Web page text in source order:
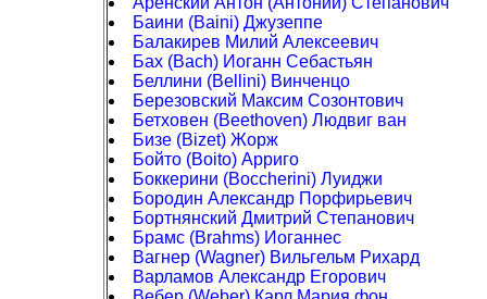
Баини (Baini) Джузеппе
Балакирев Милий Алексеевич
Бах (Bach) Иоганн Себастьян
Беллини (Bellini) Винченцо
Березовский Максим Созонтович
Бетховен (Beethoven) Людвиг ван
Бизе (Bizet) Жорж
Бойто (Boito) Арриго
Боккерини (Boccherini) Луиджи
Бородин Александр Порфирьевич
Бортнянский Дмитрий Степанович
Брамс (Brahms) Иоганнес
Вагнер (Wagner) Вильгельм Рихард
Варламов Александр Егорович